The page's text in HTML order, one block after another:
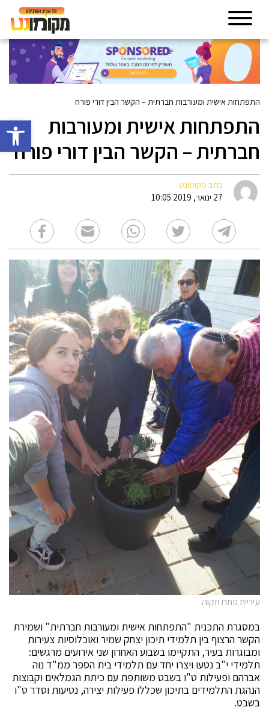
פתח
התפתחות אישית ומעורבות חברתית – הקשר הבין דורי פורח
התפתחות אישית ומעורבות
חברתית – הקשר הבין דורי פורח
כתב מקומונט
27 ינואר, 2019 10:05
עיריית פתח תקוה
במסגרת התכנית "התפתחות אישית ומעורבות חברתית" ושמירת
הקשר הרצוף בין תלמידי תיכון יצחק שמיר ואוכלוסיות צעירות
ומבוגרות בעיר, התקיימו בשבוע האחרון שני אירועים מרגשים:
תלמידי י"ב נטעו ויצרו יחד עם תלמידי בית הספר ממ"ד נוה
אברהם ופעילות ט"ו בשבט משותפת עם כיתת הגמלאים וקבוצות
הנהגת התלמידים בתיכון שכללו פעילות יצירה, נטיעות וסדר ט"ו
בשבט.